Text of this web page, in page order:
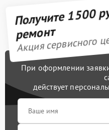
Техническое
обслуживание
видеокарты
Восстановление после
попадания влаги
Замена термопасты
Получите 1500
ремонт
Акция сервисного
При оформлении
действует